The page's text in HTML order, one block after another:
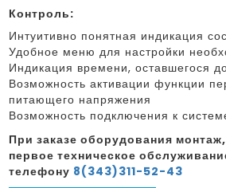
Контроль:
Интуитивно понятная индикация
Удобное меню для настройки
Индикация времени, оставшегося
Возможность активации функции
питающего напряжения
Возможность подключения к
При заказе оборудования
первое техническое
телефону 8(343)311-52-43